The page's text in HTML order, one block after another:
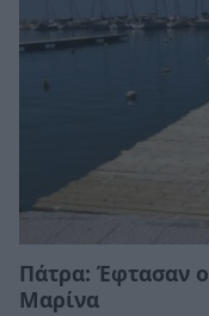
Πάτρα: Έφτασαν
Μαρίνα